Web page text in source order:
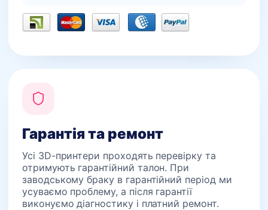
Гарантія та ремонт
Усі 3D-принтери проходять перевірку та
отримують гарантійний талон. При
заводському браку в гарантійний період ми
усуваємо проблему, а після гарантії
виконуємо діагностику і платний ремонт.